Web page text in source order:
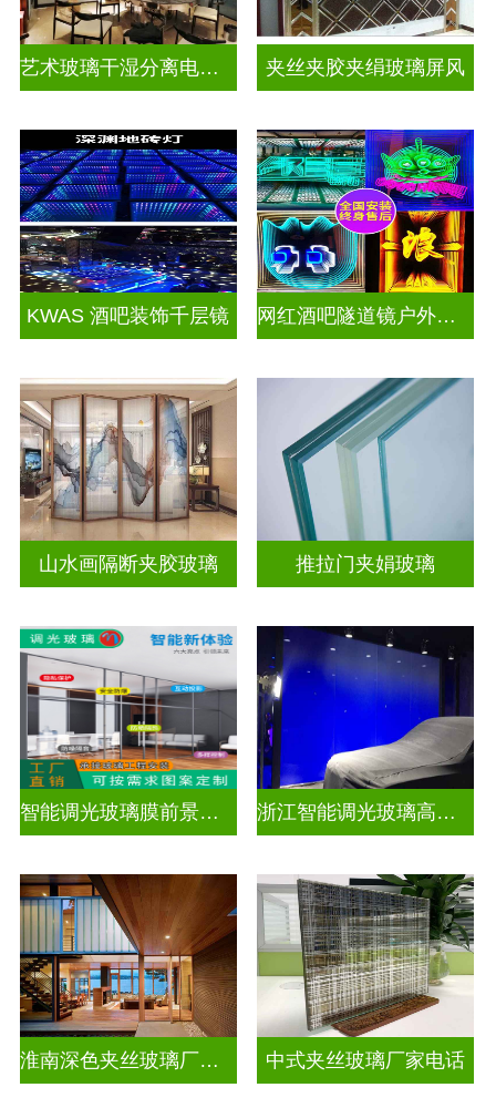
艺术玻璃干湿分离电视玻璃背景墙 夹丝夹胶夹绢玻璃屏风
KWAS 酒吧装饰千层镜 网红酒吧隧道镜户外门头招牌千层镜深渊镜
山水画隔断夹胶玻璃 推拉门夹娟玻璃
智能调光玻璃膜前景如何 浙江智能调光玻璃高隔间拆装
淮南深色夹丝玻璃厂家地址 中式夹丝玻璃厂家电话